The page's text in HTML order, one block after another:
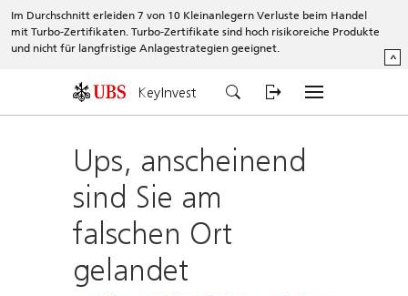
Im Durchschnitt erleiden 7 von 10 Kleinanlegern Verluste beim Handel
mit Turbo-Zertifikaten. Turbo-Zertifikate sind hoch risikoreiche Produkte
und nicht für langfristige Anlagestrategien geeignet.
^
KeyInvest
Ups, anscheinend
sind Sie am
falschen Ort
gelandet